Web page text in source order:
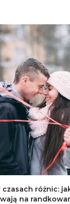
różnic:
na